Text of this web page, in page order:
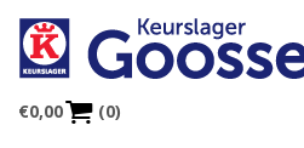
€0,00 (0)